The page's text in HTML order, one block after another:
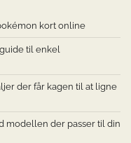
kort online
til enkel
der får kagen til at ligne
modellen der passer til din